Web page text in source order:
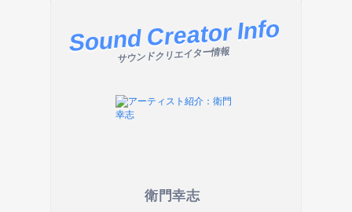
Sound Creator Info
サウンドクリエイター情報
衛門幸志